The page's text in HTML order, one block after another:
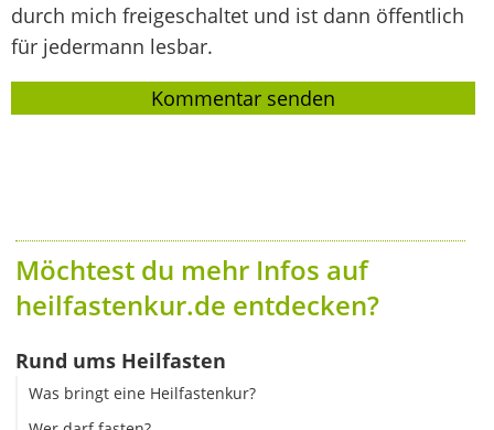
durch mich freigeschaltet und ist dann öffentlich
für jedermann lesbar.
Möchtest du mehr Infos auf
heilfastenkur.de entdecken?
Rund ums Heilfasten
Was bringt eine Heilfastenkur?